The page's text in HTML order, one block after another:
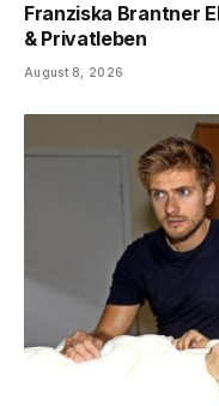
Franziska Brantner
& Privatleben
August 8, 2026